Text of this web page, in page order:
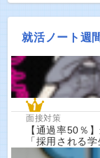
就活ノート週
面接対策
【通過率50％
「採用される学